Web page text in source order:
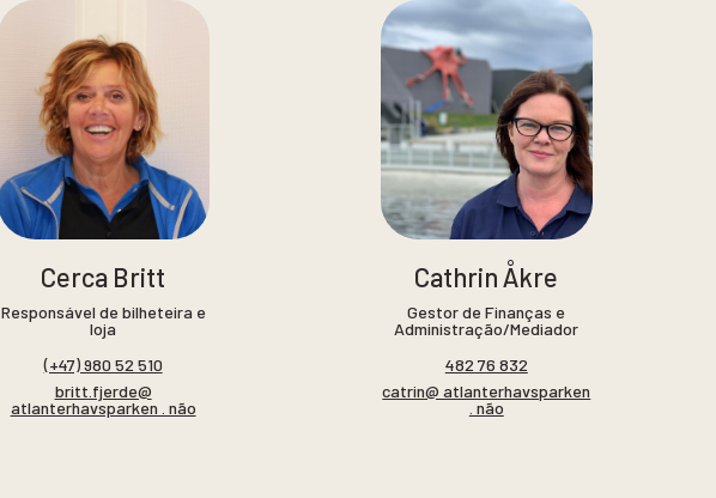
Cerca Britt
Responsável de bilheteira e
loja
(+47) 980 52 510
britt.fjerde@
atlanterhavsparken . não
Cathrin Åkre
Gestor de Finanças e
Administração/Mediador
482 76 832
catrin@ atlanterhavsparken
. não